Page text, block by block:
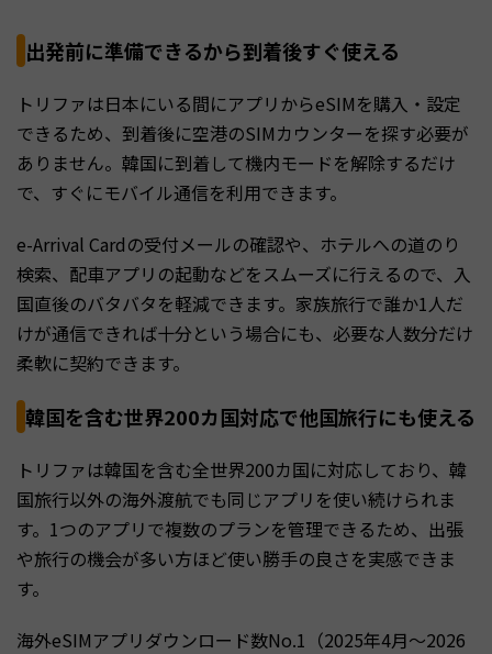
出発前に準備できるから到着後すぐ使える
トリファは日本にいる間にアプリからeSIMを購入・設定
できるため、到着後に空港のSIMカウンターを探す必要が
ありません。韓国に到着して機内モードを解除するだけ
で、すぐにモバイル通信を利用できます。
e-Arrival Cardの受付メールの確認や、ホテルへの道のり
検索、配車アプリの起動などをスムーズに行えるので、入
国直後のバタバタを軽減できます。家族旅行で誰か1人だ
けが通信できれば十分という場合にも、必要な人数分だけ
柔軟に契約できます。
韓国を含む世界200カ国対応で他国旅行にも使える
トリファは韓国を含む全世界200カ国に対応しており、韓
国旅行以外の海外渡航でも同じアプリを使い続けられま
す。1つのアプリで複数のプランを管理できるため、出張
や旅行の機会が多い方ほど使い勝手の良さを実感できま
す。
海外eSIMアプリダウンロード数No.1（2025年4月〜2026